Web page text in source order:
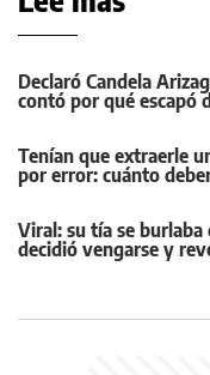
Declaró Candela
contó por qué escapó
Tenían que extraerle
por error: cuánto
Viral: su tía se burlaba
decidió vengarse y